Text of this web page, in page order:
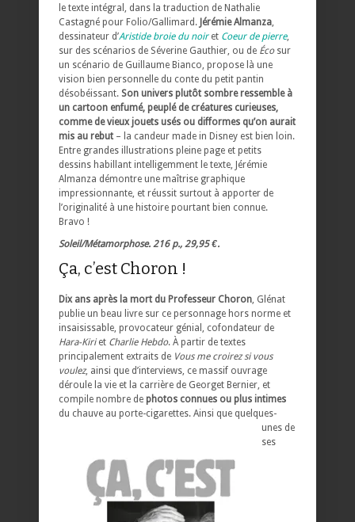
le texte intégral, dans la traduction de Nathalie
Castagné pour Folio/Gallimard. Jérémie Almanza
dessinateur d’Aristide broie du noiret Coeur de pierre,
sur des scénarios de Séverine Gauthier, ou de Écosur
un scénario de Guillaume Bianco, propose là une
vision bien personnelle du conte du petit pantin
désobéissant. Son univers plutôt sombre ressemble à
un cartoon enfumé, peuplé de créatures curieuses,
comme de vieux jouets usés ou difformes qu’on aurait
mis au rebut – la candeur made in Disney est bien loin.
Entre grandes illustrations pleine page et petits
dessins habillant intelligemment le texte, Jérémie
Almanza démontre une maîtrise graphique
impressionnante, et réussit surtout à apporter de
l’originalité à une histoire pourtant bien connue.
Bravo !
Soleil/Métamorphose. 216 p., 29,95 €.
Ça, c’est Choron !
Dix ans après la mort du Professeur Choron , Glénat
publie un beau livre sur ce personnage hors norme et
insaisissable, provocateur génial, cofondateur de
Hara-Kiriet Charlie Hebdo. À partir de textes
principalement extraits de Vous me croirez si vous
voulez, ainsi que d’interviews, ce massif ouvrage
déroule la vie et la carrière de Georget Bernier, et
compile nombre de photos connues ou plus intimes
du chauve au porte-cigarettes. Ainsi que quelques-
unes de
ses